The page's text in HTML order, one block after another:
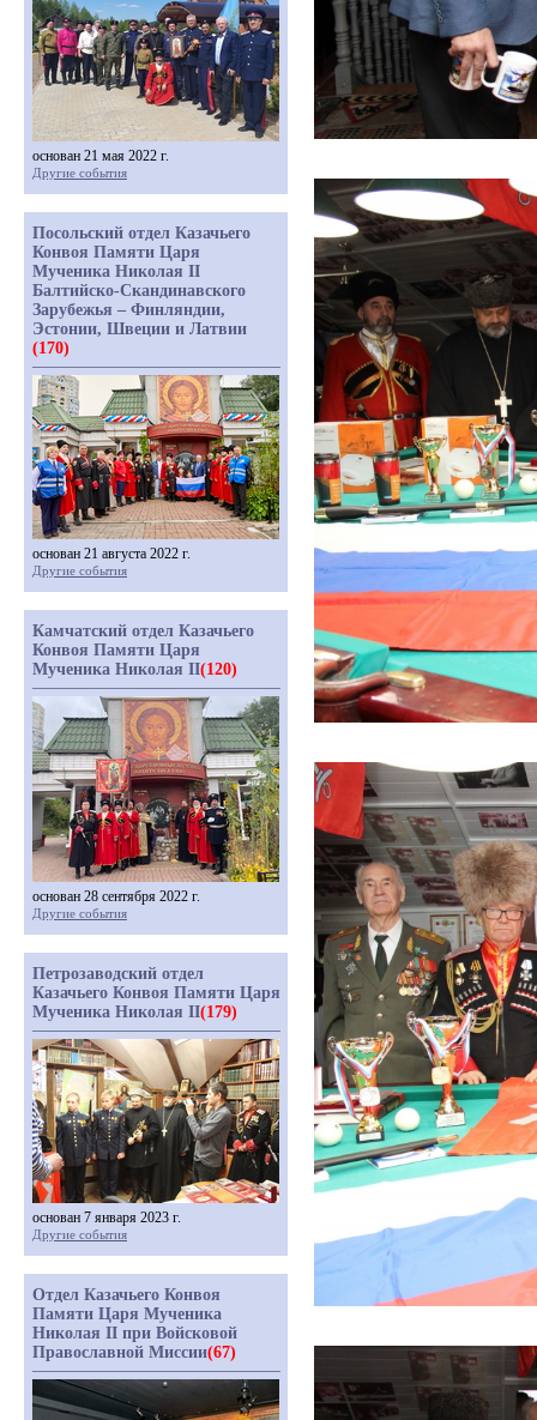
основан 21 мая 2022 г.
Другие события
Посольский отдел Казачьего
Конвоя Памяти Царя
Мученика Николая II
Балтийско-Скандинавского
Зарубежья – Финляндии,
Эстонии, Швеции и Латвии
(170)
основан 21 августа 2022 г.
Другие события
Камчатский отдел Казачьего
Конвоя Памяти Царя
Мученика Николая II(120)
основан 28 сентября 2022 г.
Другие события
Петрозаводский отдел
Казачьего Конвоя Памяти Царя
Мученика Николая II(179)
основан 7 января 2023 г.
Другие события
Отдел Казачьего Конвоя
Памяти Царя Мученика
Николая II при Войсковой
Православной Миссии(67)